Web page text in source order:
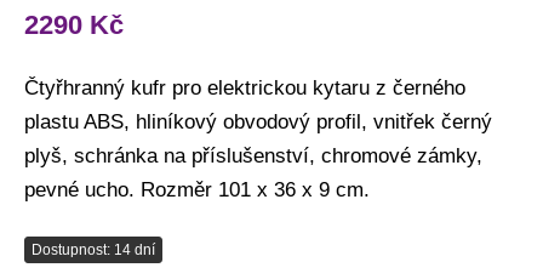
2290 Kč
Čtyřhranný kufr pro elektrickou kytaru z černého
plastu ABS, hliníkový obvodový profil, vnitřek černý
plyš, schránka na příslušenství, chromové zámky,
pevné ucho. Rozměr 101 x 36 x 9 cm.
Dostupnost: 14 dní